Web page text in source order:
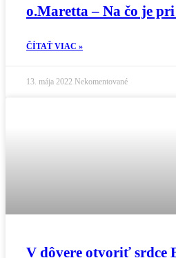
o.Maretta – Na čo je
ČÍTAŤ VIAC »
13. mája 2022 Nekomentované
V dôvere otvoriť srdce